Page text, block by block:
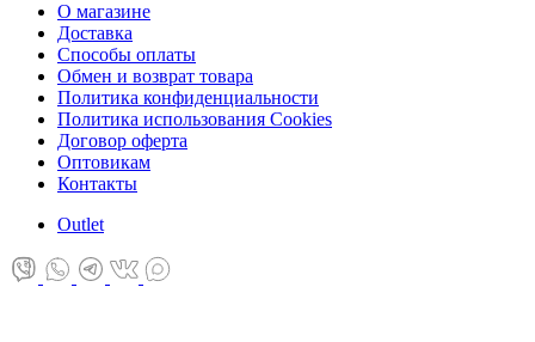
О магазине
Доставка
Способы оплаты
Обмен и возврат товара
Политика конфиденциальности
Политика использования Cookies
Договор оферта
Оптовикам
Контакты
Оutlet